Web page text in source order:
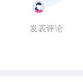
发表评论